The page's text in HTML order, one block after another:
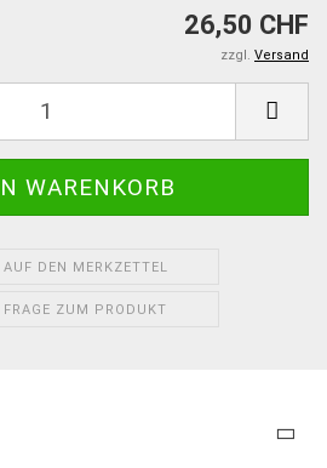
26,50 CHF
zzgl. Versand
AUF DEN MERKZETTEL
FRAGE ZUM PRODUKT